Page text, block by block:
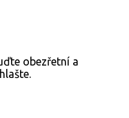
obezřetní a